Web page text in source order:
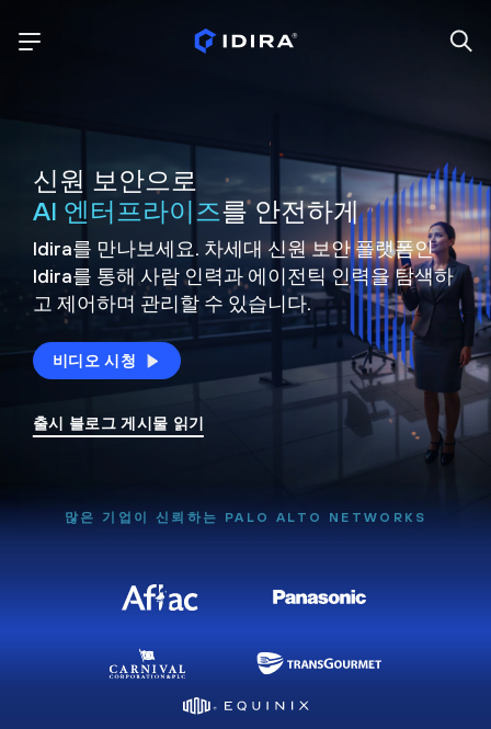
신원 보안으로
AI 엔터프라이즈를 안전하게
Idira를 만나보세요. 차세대 신원보안 플랫폼인
Idira를 통해 사람 인력과 에이전틱 인력을탐색하
고 제어하며 관리할 수 있습니다.
비디오 시청
출시 블로그 게시물 읽기
많은 기업이 신뢰하는 PALO ALTO NETWORKS